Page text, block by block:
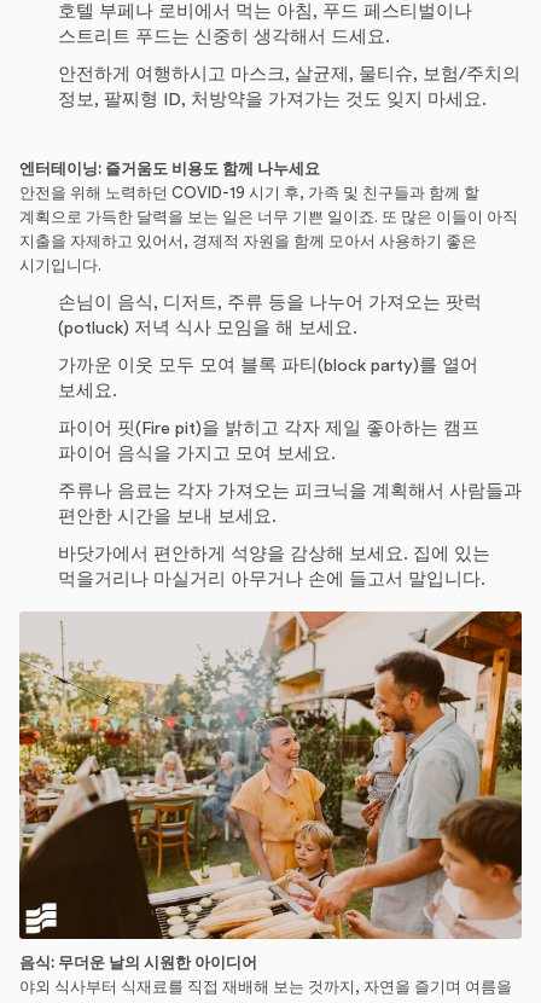
호텔 부페나 로비에서 먹는 아침, 푸드 페스티벌이나
스트리트 푸드는 신중히 생각해서 드세요.
안전하게 여행하시고 마스크, 살균제, 물티슈, 보험/주치의
정보, 팔찌형 ID, 처방약을 가져가는 것도 잊지 마세요.
엔터테이닝: 즐거움도 비용도 함께 나누세요
안전을 위해 노력하던 COVID-19 시기 후, 가족 및 친구들과 함께 할
계획으로 가득한 달력을 보는 일은 너무 기쁜 일이죠. 또 많은 이들이 아직
지출을 자제하고 있어서, 경제적 자원을 함께 모아서 사용하기 좋은
시기입니다.
손님이 음식, 디저트, 주류 등을 나누어 가져오는 팟럭
(potluck) 저녁 식사 모임을 해 보세요.
가까운 이웃 모두 모여 블록 파티(block party)를 열어
보세요.
파이어 핏(Fire pit)을 밝히고 각자 제일 좋아하는 캠프
파이어 음식을 가지고 모여 보세요.
주류나 음료는 각자 가져오는 피크닉을 계획해서 사람들과
편안한 시간을 보내 보세요.
바닷가에서 편안하게 석양을 감상해 보세요. 집에 있는
먹을거리나 마실거리 아무거나 손에 들고서 말입니다.
음식: 무더운 날의 시원 한 아이디어
야외 식사부터 식재료를 직접 재배해 보는 것까지, 자연을 즐기며 여름을